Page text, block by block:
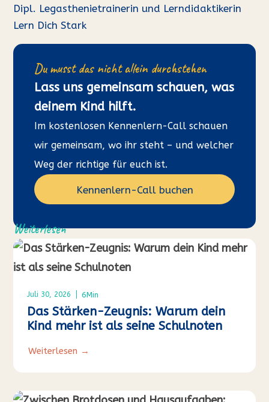
Dipl. Legasthenietrainerin und Lerndidaktikerin
Lern Dich Stark
Du musst das nicht allein durchstehen
Lass uns gemeinsam schauen, was
deinem Kind hilft.
Im kostenlosen Kennenlern-Call schauen
wir gemeinsam, wo ihr steht – und welcher
Weg der richtige für euch ist.
Kennenlern-Call buchen
Weiterlesen
Juli 30, 2026 6Min
Das Stärken-Zeugnis: Warum dein
Kind mehr ist als seine Schulnoten
Weiterlesen →